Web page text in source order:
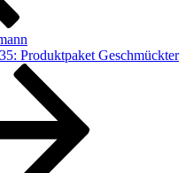
Produktpaket Geschmückter